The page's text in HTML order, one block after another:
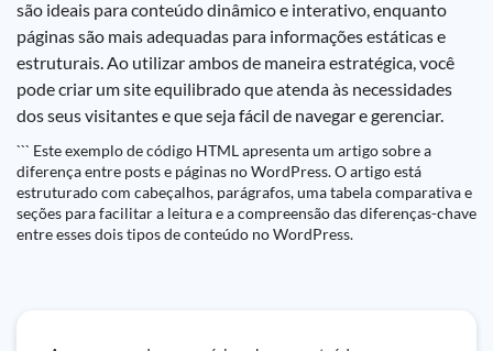
são ideais para conteúdo dinâmico e interativo, enquanto
páginas são mais adequadas para informações estáticas e
estruturais. Ao utilizar ambos de maneira estratégica, você
pode criar um site equilibrado que atenda às necessidades
dos seus visitantes e que seja fácil de navegar e gerenciar.
``` Este exemplo de código HTML apresenta um artigo sobre a
diferença entre posts e páginas no WordPress. O artigo está
estruturado com cabeçalhos, parágrafos, uma tabela comparativa e
seções para facilitar a leitura e a compreensão das diferenças-chave
entre esses dois tipos de conteúdo no WordPress.